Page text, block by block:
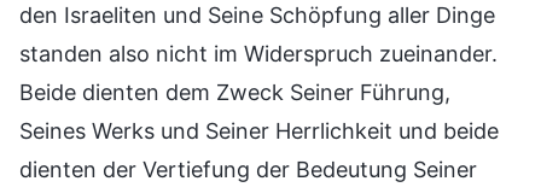
den Israeliten und Seine Schöpfung aller Dinge
standen also nicht im Widerspruch zueinander.
Beide dienten dem Zweck Seiner Führung,
Seines Werks und Seiner Herrlichkeit und beide
dienten der Vertiefung der Bedeutung Seiner